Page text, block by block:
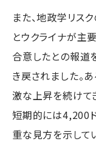
また、地政学リス
とウクライナが主
合意したとの報道
き戻されました。
激な上昇を続けて
短期的には4,200
重な見方を示して